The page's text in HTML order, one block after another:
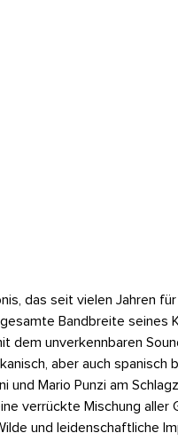
das seit vielen Jahren
Bandbreite seines
dem unverkennbaren
aber auch spanisch
Mario Punzi am
verrückte Mischung aller
und leidenschaftliche